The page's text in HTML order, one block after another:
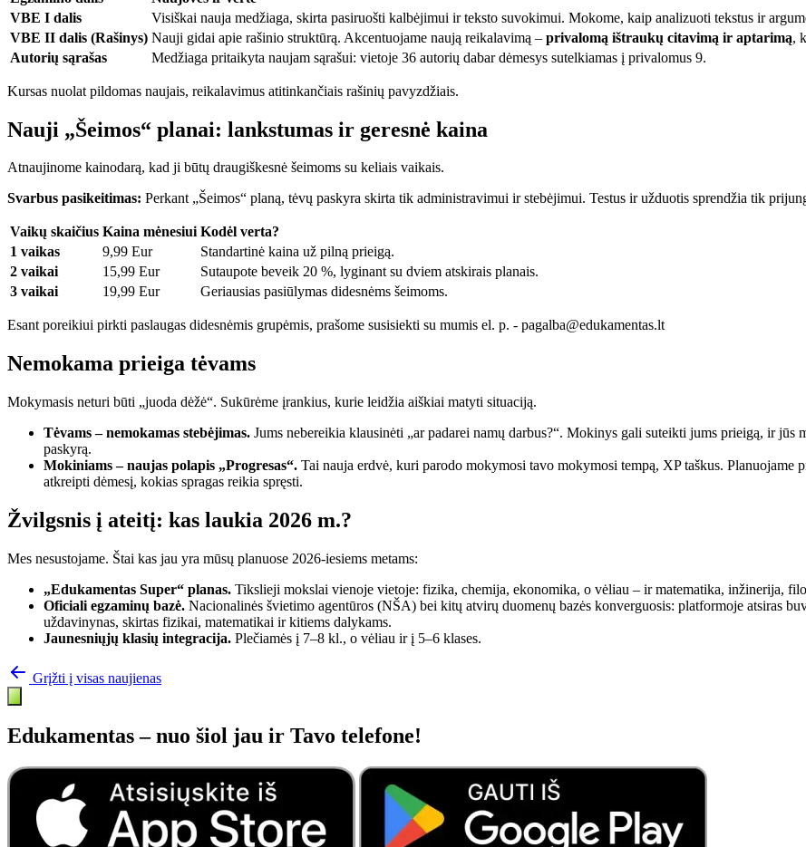
VBE I dalis
Visiškai nauja medžiaga, skirta pasiruošti kalbėjimui ir teksto suvokimui. Mokome, kaip analizuoti tekstus ir
VBE II dalis (Rašinys) Nauji gidai apie rašinio struktūrą. Akcentuojame naują reikalavimą – privalomą ištraukų citavimą ir aptarimą,
Autorių sąrašas
Medžiaga pritaikyta naujam sąrašui: vietoje 36 autorių dabar dėmesys sutelkiamas į privalomus 9.
Kursas nuolat pildomas naujais, reikalavimus atitinkančiais rašinių pavyzdžiais.
Nauji „Šeimos“ planai: lankstumas ir geresnė kaina
Atnaujinome kainodarą, kad ji būtų draugiškesnė šeimoms su keliais vaikais.
Svarbus pasikeitimas: Perkant „Šeimos“ planą, tėvų paskyra skirta tik administravimui ir stebėjimui. Testus ir užduotis sprendžia tik
Vaikų skaičius Kaina mėnesiui Kodėl verta?
1 vaikas
9,99 Eur
Standartinė kaina už pilną prieigą.
2 vaikai
15,99 Eur
Sutaupote beveik 20 %, lyginant su dviem atskirais planais.
3 vaikai
19,99 Eur Geriausias pasiūlymas didesnėms šeimoms.
Esant poreikiui pirkti paslaugas didesnėmis grupėmis, prašome susisiekti su mumis el. p. - pagalba@edukamentas.lt
Nemokama prieiga tėvams
Mokymasis neturi būti „juoda dėžė“. Sukūrėme įrankius, kurie leidžia aiškiai matyti situaciją.
Tėvams – nemokamas stebėjimas. Jums nebereikia klausinėti „ar padarei namų darbus?“. Mokinys gali suteikti jums prieigą, ir jūs
paskyrą.
Mokiniams – naujas polapis „Progresas“. Tai nauja erdvė, kuri parodo mokymosi tavo mokymosi tempą, XP taškus.
atkreipti dėmesį, kokias spragas reikia spręsti.
Žvilgsnis į ateitį: kas laukia 2026 m.?
Mes nesustojame. Štai kas jau yra mūsų planuose 2026-iesiems metams:
„Edukamentas Super“ planas. Tikslieji mokslai vienoje vietoje: fizika, chemija, ekonomika, o vėliau – ir matematika, inžinerija,
Oficiali egzaminų bazė. Nacionalinės švietimo agentūros (NŠA) bei kitų atvirų duomenų bazės konverguosis: platformoje atsiras
uždavinynas, skirtas fizikai, matematikai ir kitiems dalykams.
Jaunesniųjų klasių integracija. Plečiamės į 7–8 kl., o vėliau ir į 5–6 klases.
Grįžti į visas naujienas
Edukamentas – nuo šiol jau ir Tavo telefone!